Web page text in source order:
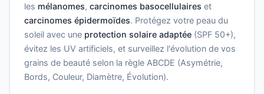
les mélanomes, carcinomes basocellulaires et
carcinomes épidermoïdes. Protégez votre peau du
soleil avec une protection solaire adaptée (SPF 50+),
évitez les UV artificiels, et surveillez l'évolution de vos
grains de beauté selon la règle ABCDE (Asymétrie,
Bords, Couleur, Diamètre, Évolution).